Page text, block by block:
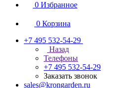
0 Избранное
0 Корзина
+7 495 532-54-29
Назад
Телефоны
+7 495 532-54-29
Заказать звонок
sales@krongarden.ru